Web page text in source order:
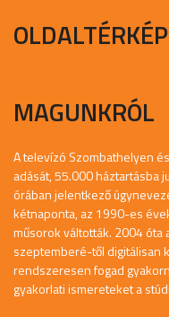
OLDALTÉRKÉP
MAGUNKRÓL
A televízó Szombathelyen
adását, 55.000 háztartásba
órában jelentkező
kétnaponta, az 1990-es
műsorok váltották. 2004
szeptemberé-től digitálisan
rendszeresen fogad
gyakorlati ismereteket a